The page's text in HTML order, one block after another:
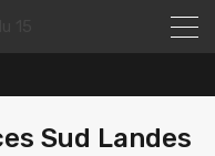
Sud Landes